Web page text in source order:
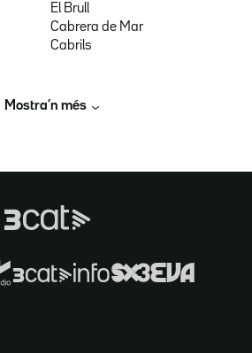
El Brull
Cabrera de Mar
Cabrils
Mostra’n més